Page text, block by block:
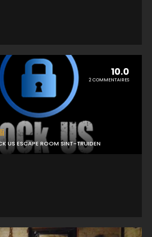
10.0
2 COMMENTAIRES
US ESCAPE ROOM SINT-TRUIDEN